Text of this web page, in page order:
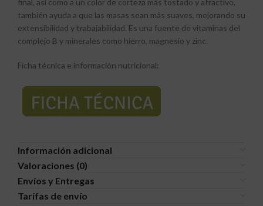
también ayuda a que las masas sean más suaves, mejorando su
extensibilidad y trabajabilidad. Es una fuente de vitaminas del
complejo B y minerales como hierro, magnesio y zinc.
Ficha técnica e información nutricional:
Información adicional
Valoraciones (0)
Envíos y Entregas
Tarífas de envío